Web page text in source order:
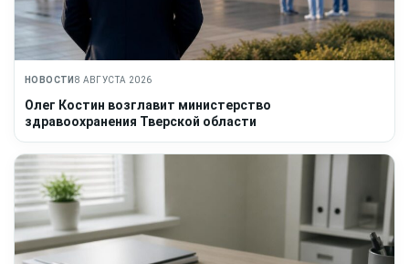
НОВОСТИ 8 АВГУСТА 2026
Олег Костин возглавит министерство
здравоохранения Тверской области